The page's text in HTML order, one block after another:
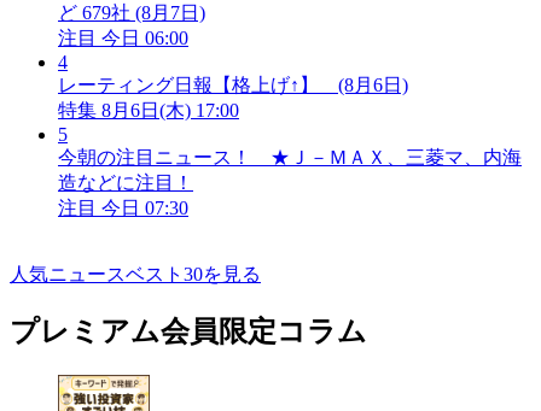
ど 679社 (8月7日)
注目 今日 06:00
4
レーティング日報【格上げ↑】 (8月6日)
特集 8月6日(木) 17:00
5
今朝の注目ニュース！ ★Ｊ－ＭＡＸ、三菱マ、内海
造などに注目！
注目 今日 07:30
人気ニュースベスト30を見る
プレミアム会員限定コラム